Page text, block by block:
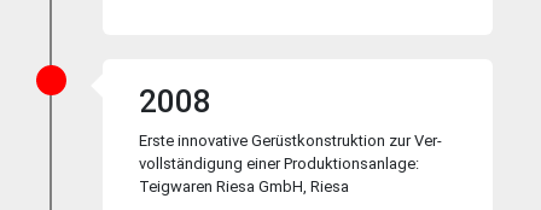
2008
Erste innovative Gerüst­kon­struk­tion zur Ver­
voll­stän­di­gung ei­ner Pro­duk­tions­an­la­ge:
Teig­wa­ren Rie­sa GmbH, Rie­sa